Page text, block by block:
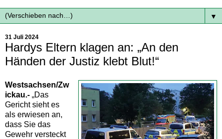
▼
31 Juli 2024
Hardys Eltern klagen an: „An den
Händen der Justiz klebt Blut!“
Westsachsen/Zw
ickau.- „Das
Gericht sieht es
als erwiesen an,
dass Sie das
Gewehr versteckt